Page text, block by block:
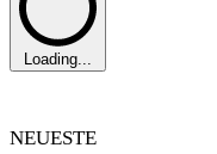
Loading...
NEUESTE